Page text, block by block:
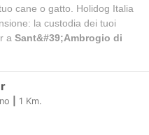
cane o gatto. Holidog Italia
la custodia dei tuoi
a Sant&#39;Ambrogio di
1 Km.